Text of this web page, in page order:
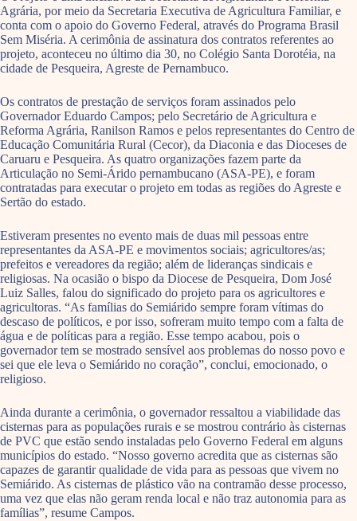
Agrária, por meio da Secretaria Executiva de Agricultura Familiar, e
conta com o apoio do Governo Federal, através do Programa Brasil
Sem Miséria. A cerimônia de assinatura dos contratos referentes ao
projeto, aconteceu no último dia 30, no Colégio Santa Dorotéia, na
cidade de Pesqueira, Agreste de Pernambuco.
Os contratos de prestação de serviços foram assinados pelo
Governador Eduardo Campos; pelo Secretário de Agricultura e
Reforma Agrária, Ranilson Ramos e pelos representantes do Centro de
Educação Comunitária Rural (Cecor), da Diaconia e das Dioceses de
Caruaru e Pesqueira. As quatro organizações fazem parte da
Articulação no Semi-Árido pernambucano (ASA-PE), e foram
contratadas para executar o projeto em todas as regiões do Agreste e
Sertão do estado.
Estiveram presentes no evento mais de duas mil pessoas entre
representantes da ASA-PE e movimentos sociais; agricultores/as;
prefeitos e vereadores da região; além de lideranças sindicais e
religiosas. Na ocasião o bispo da Diocese de Pesqueira, Dom José
Luiz Salles, falou do significado do projeto para os agricultores e
agricultoras. “As famílias do Semiárido sempre foram vítimas do
descaso de políticos, e por isso, sofreram muito tempo com a falta de
água e de políticas para a região. Esse tempo acabou, pois o
governador tem se mostrado sensível aos problemas do nosso povo e
sei que ele leva o Semiárido no coração”, conclui, emocionado, o
religioso.
Ainda durante a cerimônia, o governador ressaltou a viabilidade das
cisternas para as populações rurais e se mostrou contrário às cisternas
de PVC que estão sendo instaladas pelo Governo Federal em alguns
municípios do estado. “Nosso governo acredita que as cisternas são
capazes de garantir qualidade de vida para as pessoas que vivem no
Semiárido. As cisternas de plástico vão na contramão desse processo,
uma vez que elas não geram renda local e não traz autonomia para as
famílias”, resume Campos.